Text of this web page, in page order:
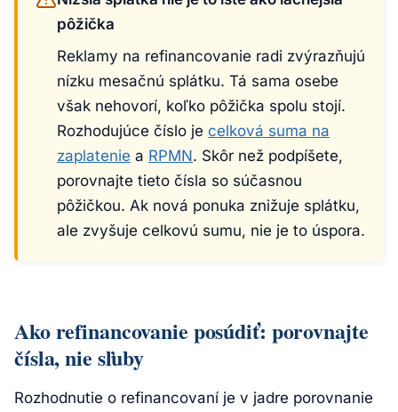
pôžička
Reklamy na refinancovanie radi zvýrazňujú
nízku mesačnú splátku. Tá sama osebe
však nehovorí, koľko pôžička spolu stojí.
Rozhodujúce číslo je celková suma na
zaplatenie a RPMN. Skôr než podpíšete,
porovnajte tieto čísla so súčasnou
pôžičkou. Ak nová ponuka znižuje splátku,
ale zvyšuje celkovú sumu, nie je to úspora.
Ako refinancovanie posúdiť: porovnajte
čísla, nie sľuby
Rozhodnutie o refinancovaní je v jadre porovnanie